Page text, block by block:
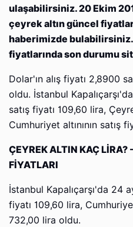
ulaşabilirsiniz. 20 Ekim
çeyrek altın güncel
haberimizde bulabilirsiniz.
fiyatlarında son durumu
Dolar'ın alış fiyatı 2,8900
oldu. İstanbul
satış fiyatı 109,60 lira,
Cumhuriyet altınının satış
ÇEYREK ALTIN KAÇ LİRA?
FİYATLARI
İstanbul Kapalıçarşı'da 24
fiyatı 109,60 lira,
732,00 lira oldu.